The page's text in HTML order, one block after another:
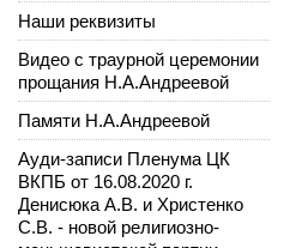
Наши реквизиты
Видео с траурной церемонии
прощания Н.А.Андреевой
Памяти Н.А.Андреевой
Ауди-записи Пленума ЦК
ВКПБ от 16.08.2020 г.
Денисюка А.В. и Христенко
С.В. - новой религиозно-